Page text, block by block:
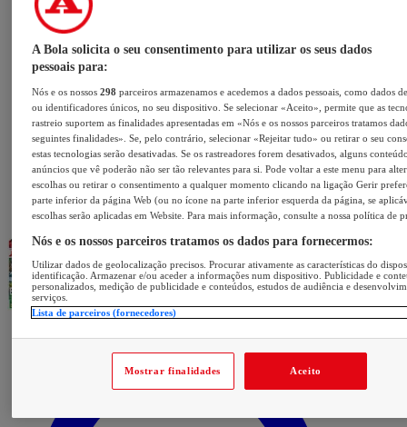
A Bola solicita o seu consentimento para utilizar os seus dados
pessoais para:
Nós e os nossos298 parceiros armazenamos e acedemos a dados pessoais, como dados
ou identificadores únicos, no seu dispositivo. Se selecionar «Aceito», permite que as
rastreio suportem as finalidades apresentadas em «Nós e os nossos parceiros tratamos
seguintes finalidades». Se, pelo contrário, selecionar «Rejeitar tudo» ou retirar o seu
estas tecnologias serão desativadas. Se os rastreadores forem desativados, alguns
anúncios que vê poderão não ser tão relevantes para si. Pode voltar a este menu para
escolhas ou retirar o consentimento a qualquer momento clicando na ligação Gerir
parte inferior da página Web (ou no ícone na parte inferior esquerda da página, se
escolhas serão aplicadas em Website. Para mais informação, consulte a nossa política de
Nós e os nossos parceiros tratamos os dados para fornecermos:
Utilizar dados de geolocalização precisos. Procurar ativamente as características do
identificação. Armazenar e/ou aceder a informações num dispositivo. Publicidade e
personalizados, medição de publicidade e conteúdos, estudos de audiência e
serviços.
Lista de parceiros (fornecedores)
Mostrar finalidades Aceito